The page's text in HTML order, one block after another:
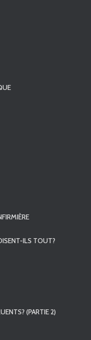
ILS TOUT?
(PARTIE 2)